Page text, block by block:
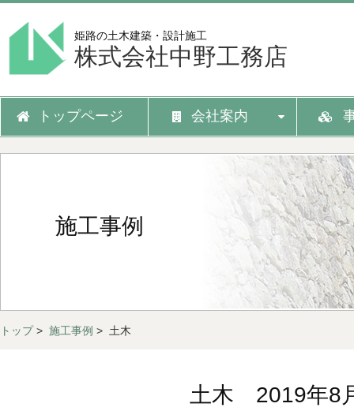
姫路の土木建築・設計施工
株式会社中野工務店
トップページ 会社案内
施工事例
トップ> 施工事例 > 土木
土木 2019年8